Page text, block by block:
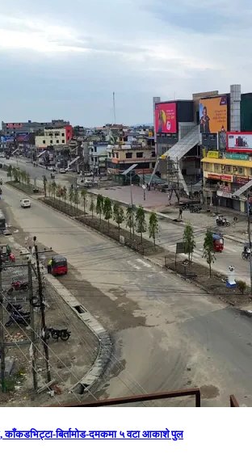
काँकडभिट्टा-बिर्तामोड-दमकमा ५ वटा आकाशे पुल